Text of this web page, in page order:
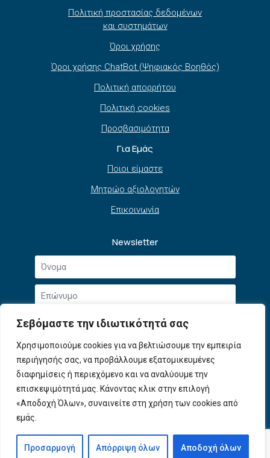
Σεβόμαστε την ιδιωτικότητά σας
Χρησιμοποιούμε cookies για να βελτιώσουμε την εμπειρία
περιήγησής σας, να προβάλλουμε εξατομικευμένες
διαφημίσεις ή περιεχόμενο και να αναλύουμε την
επισκεψιμότητά μας. Κάνοντας κλικ στην επιλογή
«Αποδοχή Όλων», συναινείτε στη χρήση των cookies από
εμάς.
Προσαρμογή Απόρριψη όλων Αποδοχή όλων
Πολιτική προστασίας δεδομένων
και συστημάτων
Όροι χρήσης
Όροι χρήσης ChatBot (Ψηφιακός Βοηθός)
Πολιτική απορρήτου
Πολιτική cookies
Προσβασιμότητα
Για Εμάς
Ποιοι είμαστε
Μητρώο αξιολογητών
Επικοινωνία
Newsletter
Όνομα
Επώνυμο
Email
*
Αποδοχή
όρων
χρήσης
*
Συμφωνώ με την Πολιτική Απορρήτουκαι τους
Όρους Χρήσης.
Εγγραφή
© 2026 ΕΦΕΠΑΕ. All Rights Reserved